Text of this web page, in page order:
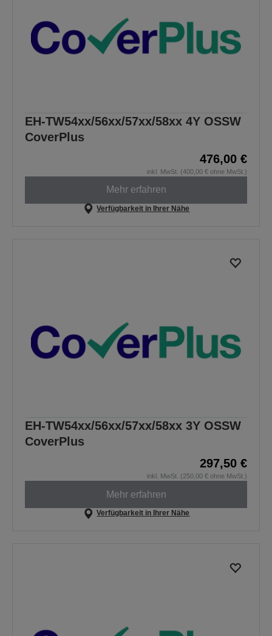
EH-TW54xx/56xx/57xx/58xx 4Y OSSW
CoverPlus
476,00 €
inkl. MwSt. (400,00 € ohne MwSt.)
Mehr erfahren
Verfügbarkeit in Ihrer Nähe
EH-TW54xx/56xx/57xx/58xx 3Y OSSW
CoverPlus
297,50 €
inkl. MwSt. (250,00 € ohne MwSt.)
Mehr erfahren
Verfügbarkeit in Ihrer Nähe